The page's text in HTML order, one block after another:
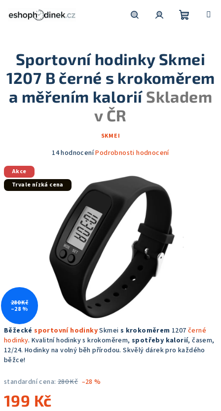
košík
Běžeckésportovní hodinkySkmei s krokoměrem 1207černé
hodinky. Kvalitní hodinky s krokoměrem,spotřeby kalorií, časem,
12/24. Hodinky na volný běh přírodou. Skvělý dárek pro každého
běžce!
standardní cena: 280 Kč –28 %
199 Kč
Sportovní hodinky Skmei
1207 B černé s krokoměrem
a měřením kalorií Skladem
v ČR
SKMEI
Průměrné
je
4,6
hvězdiček.
14 hodnoceníPodrobnosti hodnocení
Akce
Trvale nízká cena
280 Kč
–28 %